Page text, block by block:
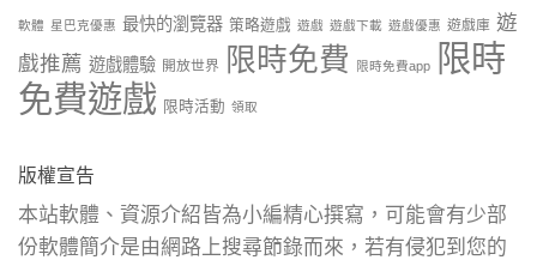
軟體 星巴克優惠 最快的瀏覽器 策略遊戲 遊戲 遊戲下載 遊戲優惠 遊戲庫 遊
戲推薦 遊戲體驗 開放世界 限時免費 限時免費app
限時
免費遊戲 限時活動 領取
版權宣告
本站軟體、資源介紹皆為小編精心撰寫，可能會有少部
份軟體簡介是由網路上搜尋節錄而來，若有侵犯到您的